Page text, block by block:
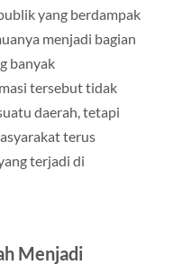
yang berdampak
menjadi bagian
banyak
tersebut tidak
daerah, tetapi
terus
terjadi di
Menjadi